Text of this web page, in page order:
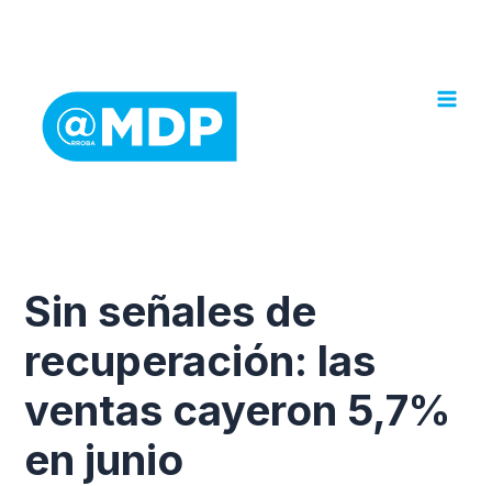
Sin señales de
recuperación: las
ventas cayeron 5,7%
en junio